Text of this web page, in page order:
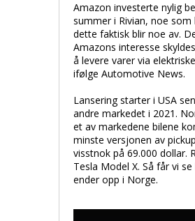
Amazon investerte nylig
summer i Rivian, noe
dette faktisk blir noe av.
Amazons interesse
å levere varer via
ifølge Automotive News.
Lansering starter i USA
andre markedet i 2021.
et av markedene bilene
minste versjonen av
visstnok på 69.000 dollar.
Tesla Model X. Så får vi
ender opp i Norge.